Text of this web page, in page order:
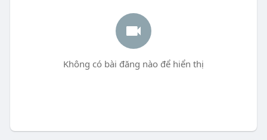
Không có bài đăng nào để hiển thị